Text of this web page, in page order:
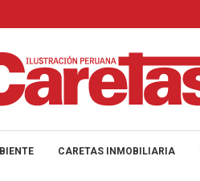
CARETAS INMOBILIARIA